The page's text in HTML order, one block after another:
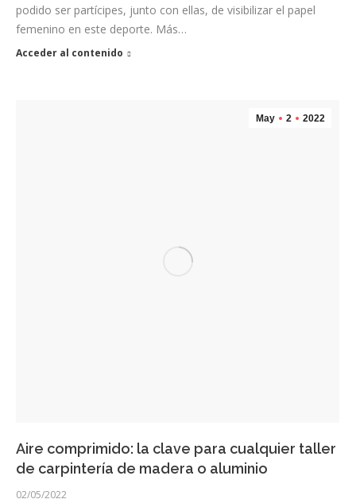
podido ser partícipes, junto con ellas, de visibilizar el papel
femenino en este deporte. Más…
Acceder al contenido
May 2 2022
Aire comprimido: la clave para cualquier taller
de carpintería de madera o aluminio
02/05/2022